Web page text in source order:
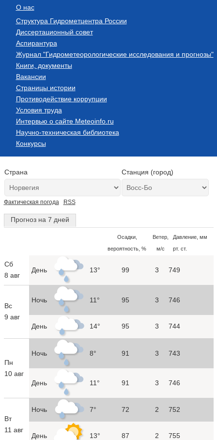
О нас
Структура Гидрометцентра России
Диссертационный совет
Аспирантура
Журнал "Гидрометеорологические исследования и прогнозы"
Книги, документы
Вакансии
Страницы истории
Противодействие коррупции
Условия труда
Интервью о сайте Meteoinfo.ru
Научно-техническая библиотека
Конкурсы
Страна Станция (город)
Фактическая погода RSS
Прогноз на 7 дней
Осадки,
вероятность, %
Ветер,
м/с
Давление, мм
рт. ст.
Сб
8 авг
День 13° 99 3 749
Вс
9 авг
Ночь 11° 95 3 746
День 14° 95 3 744
Пн
10 авг
Ночь 8° 91 3 743
День 11° 91 3 746
Вт
11 авг
Ночь 7° 72 2 752
День 13° 87 2 755